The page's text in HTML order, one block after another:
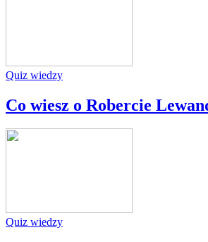
Quiz wiedzy
Co wiesz o Robercie
Quiz wiedzy